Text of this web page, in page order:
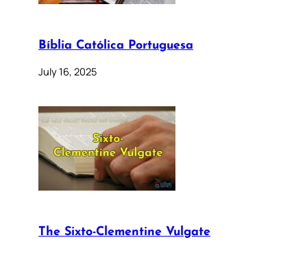
Bíblia Católica Portuguesa
July 16, 2025
The Sixto-Clementine Vulgate